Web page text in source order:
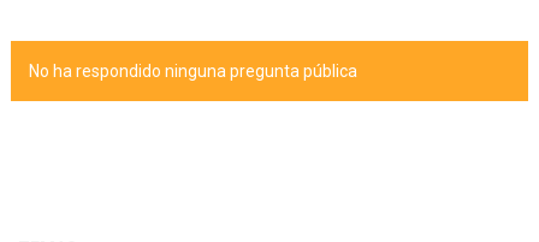
No ha respondido ninguna pregunta pública